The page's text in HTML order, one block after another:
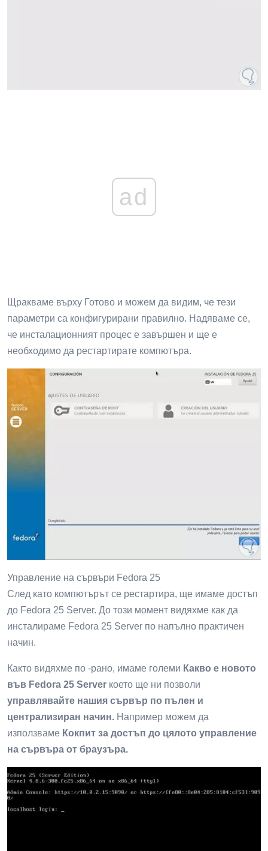
ad
Щракваме върху Готово и можем да видим, че тези
параметри са конфигурирани правилно. Надяваме се,
че инсталационният процес е завършен и ще е
необходимо да рестартирате компютъра.
Управление на сървъри Fedora 25
След като компютърът се рестартира, ще имаме достъп
до Fedora 25 Server. До този момент видяхме как да
инсталираме Fedora 25 Server по напълно практичен
начин.
Както видяхме по -рано, имаме големи Какво е новото
във Fedora 25 Server което ще ни позволи
управлявайте нашия сървър по пълен и
централизиран начин. Например можем да
използваме Кокпит за достъп до цялото управление
на сървъра от браузъра.